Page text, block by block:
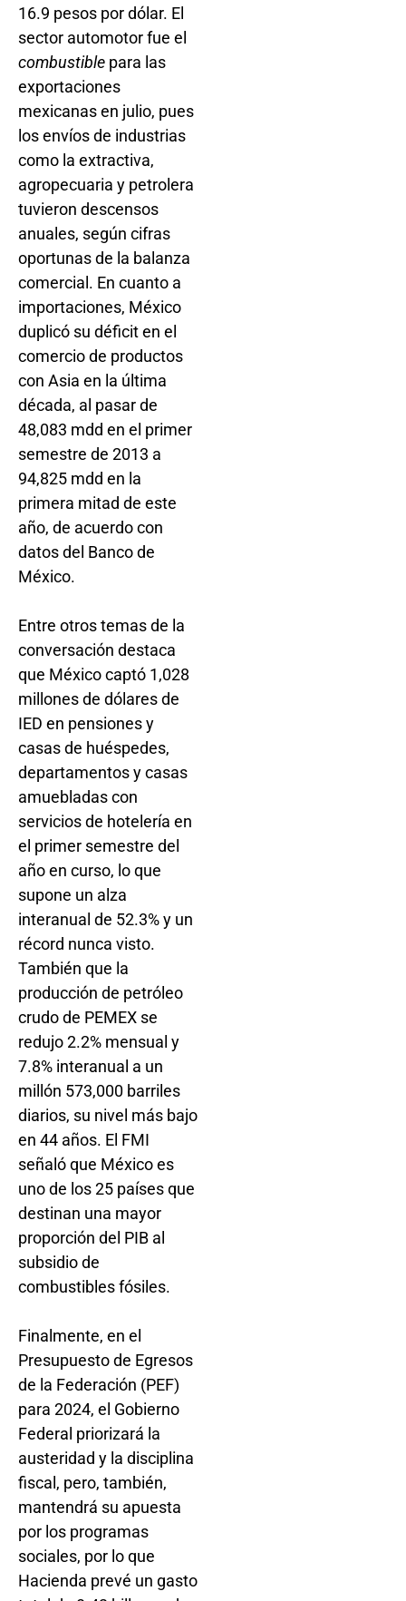
16.9 pesos por dólar. El
sector automotor fue el
combustible para las
exportaciones
mexicanas en julio, pues
los envíos de industrias
como la extractiva,
agropecuaria y petrolera
tuvieron descensos
anuales, según cifras
oportunas de la balanza
comercial. En cuanto a
importaciones, México
duplicó su déficit en el
comercio de productos
con Asia en la última
década, al pasar de
48,083 mdd en el primer
semestre de 2013 a
94,825 mdd en la
primera mitad de este
año, de acuerdo con
datos del Banco de
México.
Entre otros temas de la
conversación destaca
que México captó 1,028
millones de dólares de
IED en pensiones y
casas de huéspedes,
departamentos y casas
amuebladas con
servicios de hotelería en
el primer semestre del
año en curso, lo que
supone un alza
interanual de 52.3% y un
récord nunca visto.
También que la
producción de petróleo
crudo de PEMEX se
redujo 2.2% mensual y
7.8% interanual a un
millón 573,000 barriles
diarios, su nivel más bajo
en 44 años. El FMI
señaló que México es
uno de los 25 países que
destinan una mayor
proporción del PIB al
subsidio de
combustibles fósiles.
Finalmente, en el
Presupuesto de Egresos
de la Federación (PEF)
para 2024, el Gobierno
Federal priorizará la
austeridad y la disciplina
fiscal, pero, también,
mantendrá su apuesta
por los programas
sociales, por lo que
Hacienda prevé un gasto